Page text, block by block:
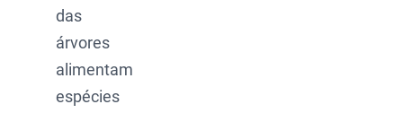
das
árvores
alimentam
espécies